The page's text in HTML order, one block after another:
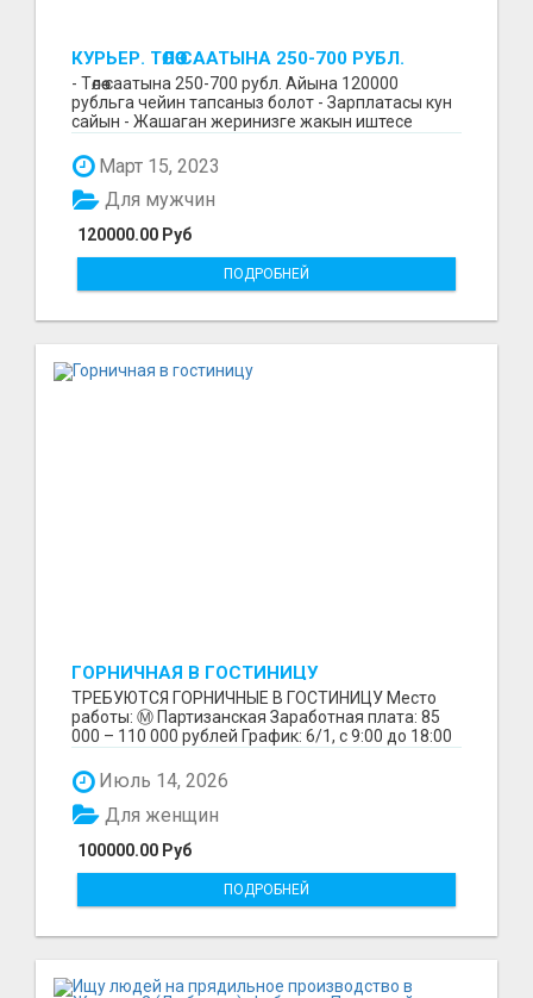
КУРЬЕР. ТӨЛӨӨ СААТЫНА 250-700 РУБЛ.
ЖУМУШ ГРАФИГИ СВОБОДНЫЙ. БЕЗ
ОПЫТА АЛАБЫЗ. ҮЙДҮН ЖАНЫНДА.
- Төлөө саатына 250-700 рубл. Айына 120000
рубльга чейин тапсаныз болот - Зарплатасы кун
сайын - Жашаган жеринизге жакын иштесе
Март 15, 2023
120000.00 Руб
Для мужчин
ПОДРОБНЕЙ
ГОРНИЧНАЯ В ГОСТИНИЦУ
ТРЕБУЮТСЯ ГОРНИЧНЫЕ В ГОСТИНИЦУ Место
работы: Ⓜ️ Партизанская Заработная плата: 85
000 – 110 000 рублей График: 6/1, с 9:00 до 18:00
Июль 14, 2026
100000.00 Руб
Для женщин
ПОДРОБНЕЙ